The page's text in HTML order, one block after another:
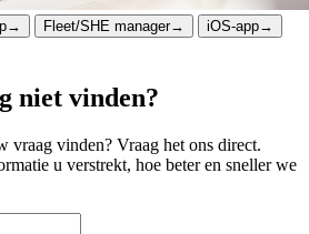
→ Fleet/SHE manager→ iOS-app→
niet vinden?
vraag vinden? Vraag het ons direct.
u verstrekt, hoe beter en sneller we